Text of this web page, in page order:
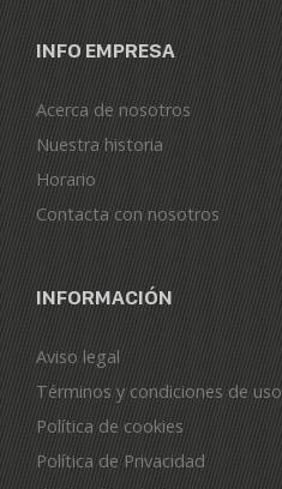
INFO EMPRESA
Acerca de nosotros
Nuestra historia
Horario
Contacta con nosotros
INFORMACIÓN
Aviso legal
Términos y condiciones de uso
Política de cookies
Política de Privacidad